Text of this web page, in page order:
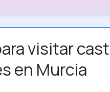
visitar
en Murcia